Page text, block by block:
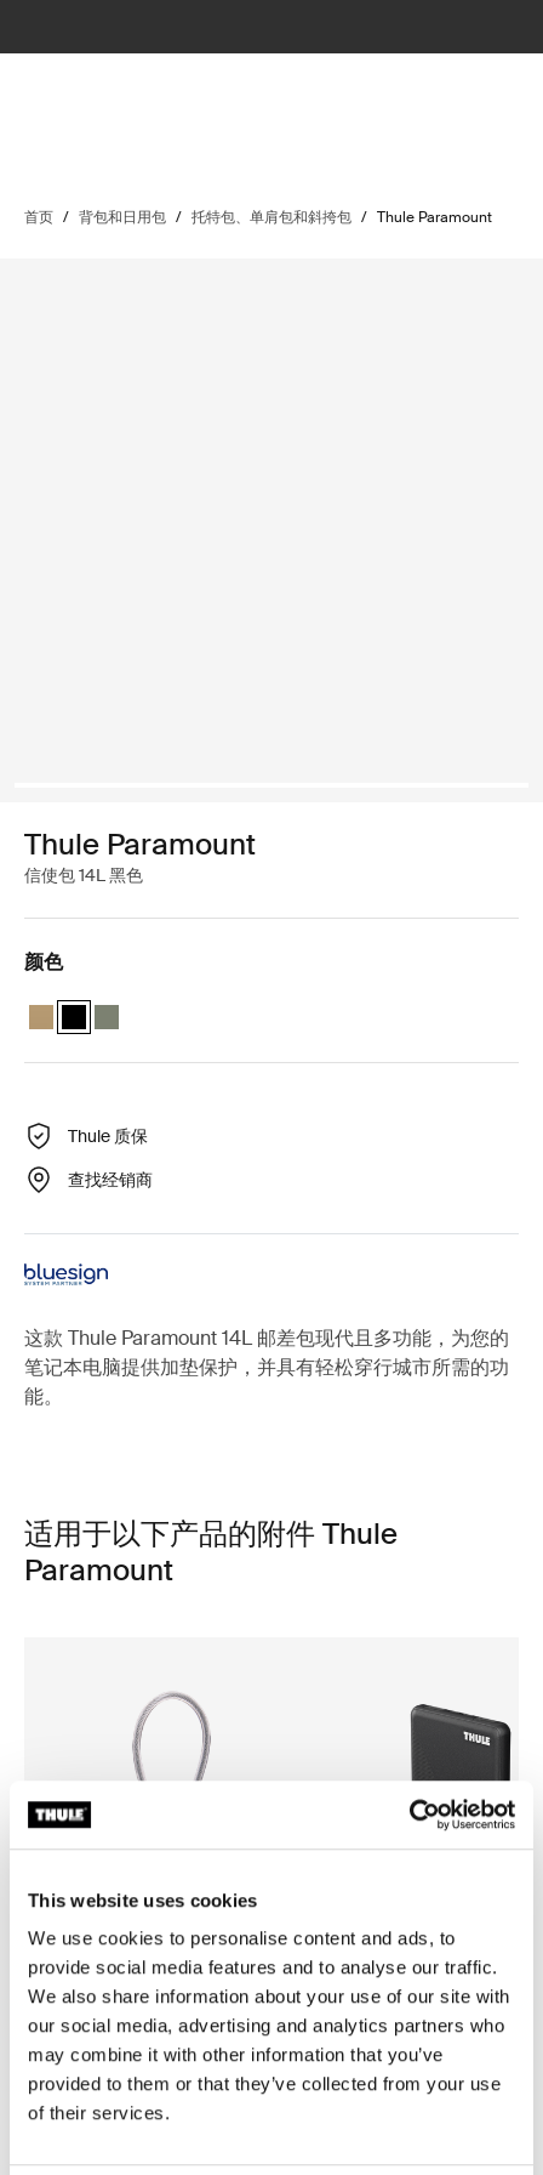
This website uses cookies
We use cookies to personalise content and ads, to
provide social media features and to analyse our traffic.
We also share information about your use of our site with
our social media, advertising and analytics partners who
may combine it with other information that you’ve
provided to them or that they’ve collected from your use
of their services.
首页 / 背包和日用包 / 托特包、单肩包和斜挎包 / Thule Paramount
Thule Paramount
信使包 14L 黑色
颜色
Thule Paramount messenger 14L 温柔米色
Thule Paramount messenger 14L 黑色 (selected)
Thule Paramount messenger 14L 柔和的绿色
Thule 质保
查找经销商
这款 Thule Paramount 14L 邮差包现代且多功能，为您的
笔记本电脑提供加垫保护，并具有轻松穿行城市所需的功
能。
适用于以下产品的附件 Thule
Paramount
Thule TSA cable lock
TSA 密码锁
Thule power bank 10k
移动电源